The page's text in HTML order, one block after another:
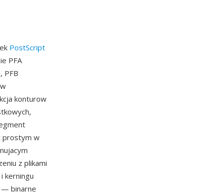
PostScript
PFA
PFB
konturow
prostym w
z plikami
kerningu
— binarne